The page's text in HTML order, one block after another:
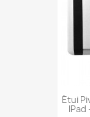
Étui